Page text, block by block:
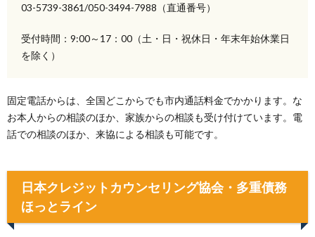
03-5739-3861/050-3494-7988（直通番号）
受付時間：9:00～17：00（土・日・祝休日・年末年始休業日
を除く）
固定電話からは、全国どこからでも市内通話料金でかかります。な
お本人からの相談のほか、家族からの相談も受け付けています。電
話での相談のほか、来協による相談も可能です。
日本クレジットカウンセリング協会・多重債務
ほっとライン